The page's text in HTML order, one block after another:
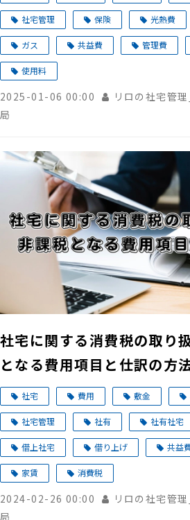
社宅管理 保険 光熱費
ガス 共益費 管理費
使用料
2025-01-06 00:00
リロの社宅管
局
社宅に関する消費税の取り
となる費用項目と仕訳の方
社宅 費用 敷金
社宅管理 社有 社有社宅
借上社宅 借り上げ 共益
家賃 消費税
2024-02-26 00:00
リロの社宅管
局